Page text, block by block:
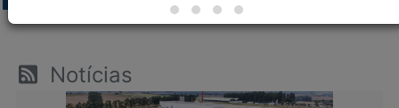
Notícias